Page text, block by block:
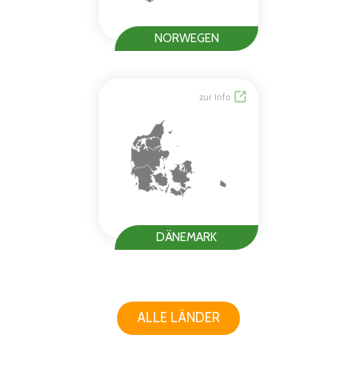
NORWEGEN
zur Info
DÄNEMARK
ALLE LÄNDER